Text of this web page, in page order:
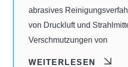
abrasives
von Druckluft und
Verschmutzungen von
WEITERLESEN